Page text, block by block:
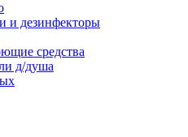
и дезинфекторы
средства
д/душа